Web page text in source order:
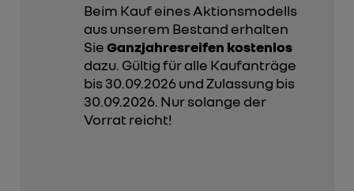
Beim Kauf eines Aktionsmodells
aus unserem Bestand erhalten
SieGanzjahresreifen kostenlos
dazu. Gültig für alle Kaufanträge
bis 30.09.2026 und Zulassung bis
30.09.2026. Nur solange der
Vorrat reicht!